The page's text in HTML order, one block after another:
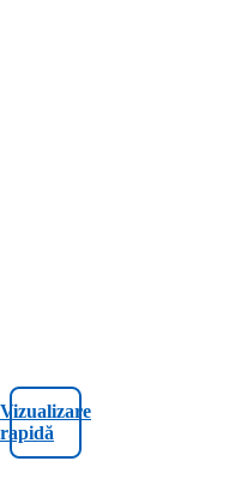
Vizualizare
rapidă